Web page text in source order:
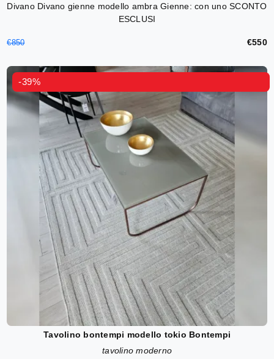
Divano Divano gienne modello ambra Gienne: con uno SCONTO
ESCLUSI
€850 €550
-39%
Tavolino bontempi modello tokio Bontempi
tavolino moderno